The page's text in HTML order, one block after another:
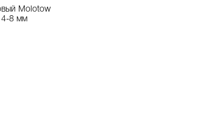
Molotow
4-8 мм